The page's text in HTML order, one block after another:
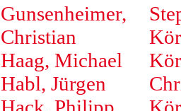
Gunsenheimer,
Christian
Haag, Michael
Habl, Jürgen